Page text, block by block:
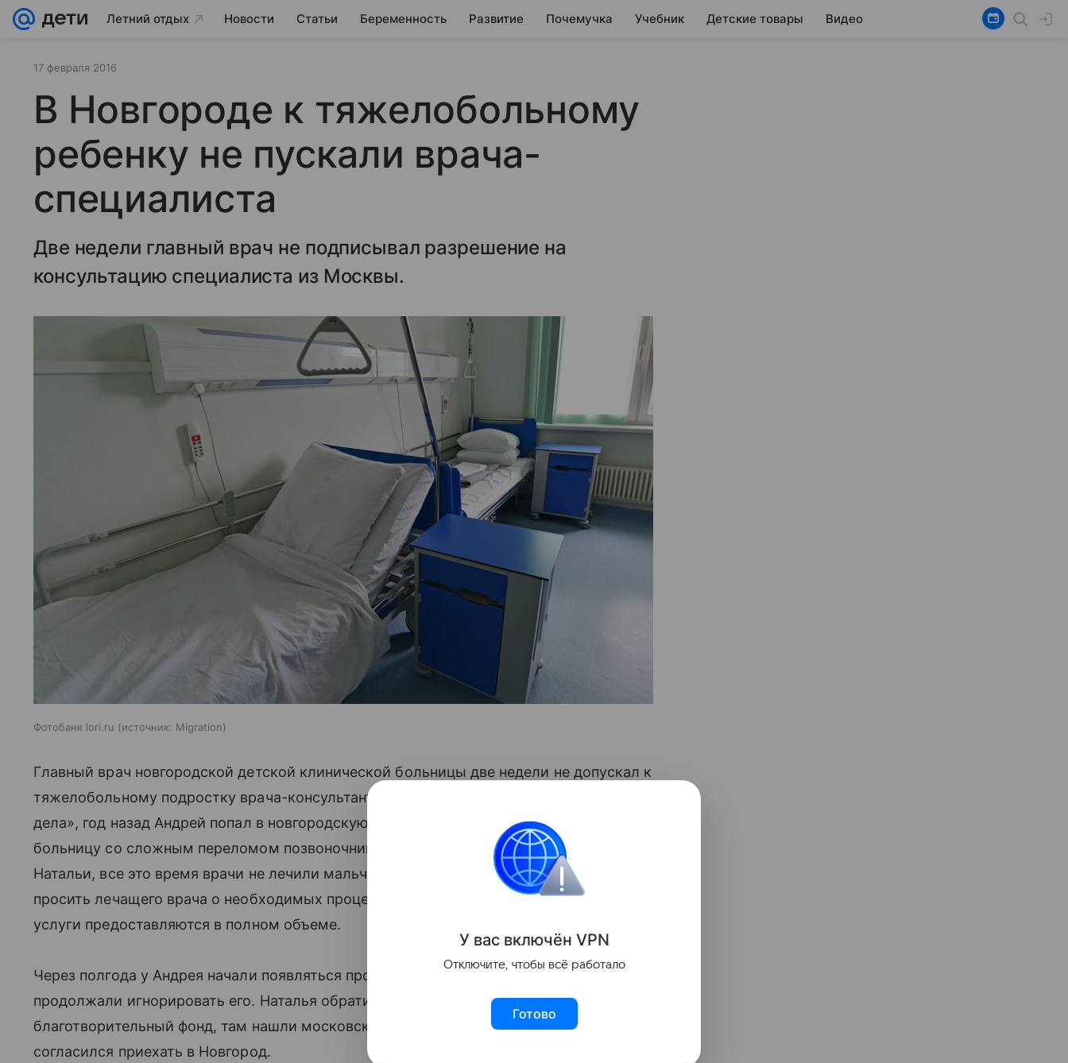
Летний отдых Новости Статьи Беременность Развитие Почемучка Учебник Детские товары Видео
17 февраля 2016
В Новгороде к тяжелобольному
ребенку не пускали врача-
специалиста
Две недели главный врач не подписывал разрешение на
консультацию специалиста из Москвы.
Фотобанк lori.ru источник: Migration
Главный врач новгородской детской клинической больницы две недели не допускал к
тяжелобольному подростку врача-консультанта из Москвы. Как
дела», год назад Андрей попал в новгородскую областную детскую клиническую
больницу со сложным переломом позвоночника. По словам бабушки Андрея
Натальи, все это время врачи не лечили мальчика, ей постоянно приходилось
просить лечащего врача о необходимых процедурах. Тот отвечал, что медицинские
услуги предоставляются в полном объеме.
Через полгода у Андрея начали появляться пролежни, но работники больницы
продолжали игнорировать его. Наталья обратилась за помощью в
благотворительный фонд, там нашли московского врача-консультанта, который
согласился приехать в Новгород.
У вас включён VPN
Отключите, чтобы всё работало
Готово